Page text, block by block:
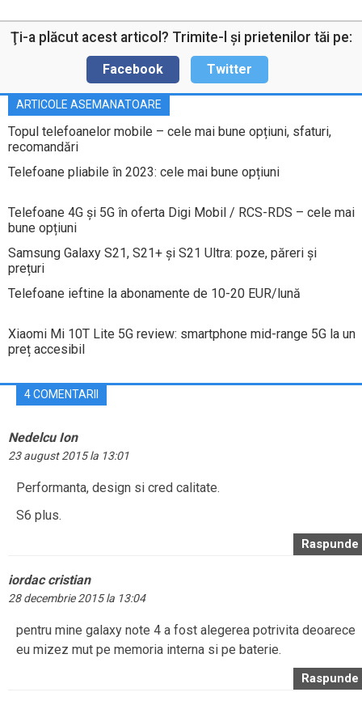
Ţi-a plăcut acest articol? Trimite-l şi prietenilor tăi pe:
Facebook Twitter
ARTICOLE ASEMANATOARE
Topul telefoanelor mobile – cele mai bune opțiuni, sfaturi,
recomandări
Telefoane pliabile în 2023: cele mai bune opțiuni
Telefoane 4G și 5G în oferta Digi Mobil / RCS-RDS – cele mai
bune opțiuni
Samsung Galaxy S21, S21+ și S21 Ultra: poze, păreri și
prețuri
Telefoane ieftine la abonamente de 10-20 EUR/lună
Xiaomi Mi 10T Lite 5G review: smartphone mid-range 5G la un
preț accesibil
4 COMENTARII
Nedelcu Ion
23 august 2015 la 13:01
Performanta, design si cred calitate.
S6 plus.
Raspunde
iordac cristian
28 decembrie 2015 la 13:04
pentru mine galaxy note 4 a fost alegerea potrivita deoarece
eu mizez mut pe memoria interna si pe baterie.
Raspunde